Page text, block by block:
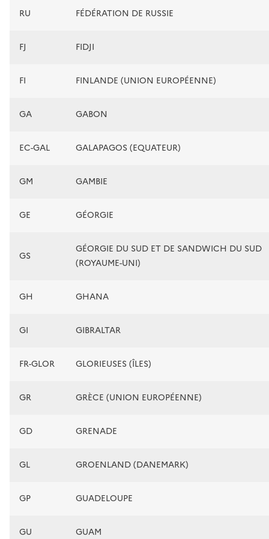
RU FÉDÉRATION DE RUSSIE
FJ FIDJI
FI FINLANDE (UNION EUROPÉENNE)
GA GABON
EC-GAL GALAPAGOS (EQUATEUR)
GM GAMBIE
GE GÉORGIE
GS
GÉORGIE DU SUD ET DE SANDWICH DU SUD
(ROYAUME-UNI)
GH GHANA
GI GIBRALTAR
FR-GLOR GLORIEUSES (ÎLES)
GR GRÈCE (UNION EUROPÉENNE)
GD GRENADE
GL GROENLAND (DANEMARK)
GP GUADELOUPE
GU GUAM